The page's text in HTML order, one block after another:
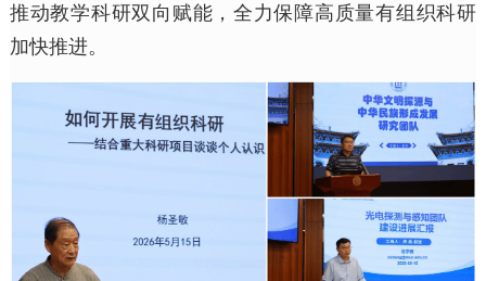
推动教学科研双向赋能，全力保障高质量有组织科研
加快推进。